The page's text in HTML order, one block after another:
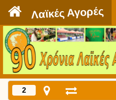
Λαϊκές Αγορές
2